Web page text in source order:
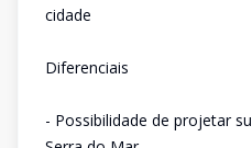
cidade
Diferenciais
- Possibilidade de projetar